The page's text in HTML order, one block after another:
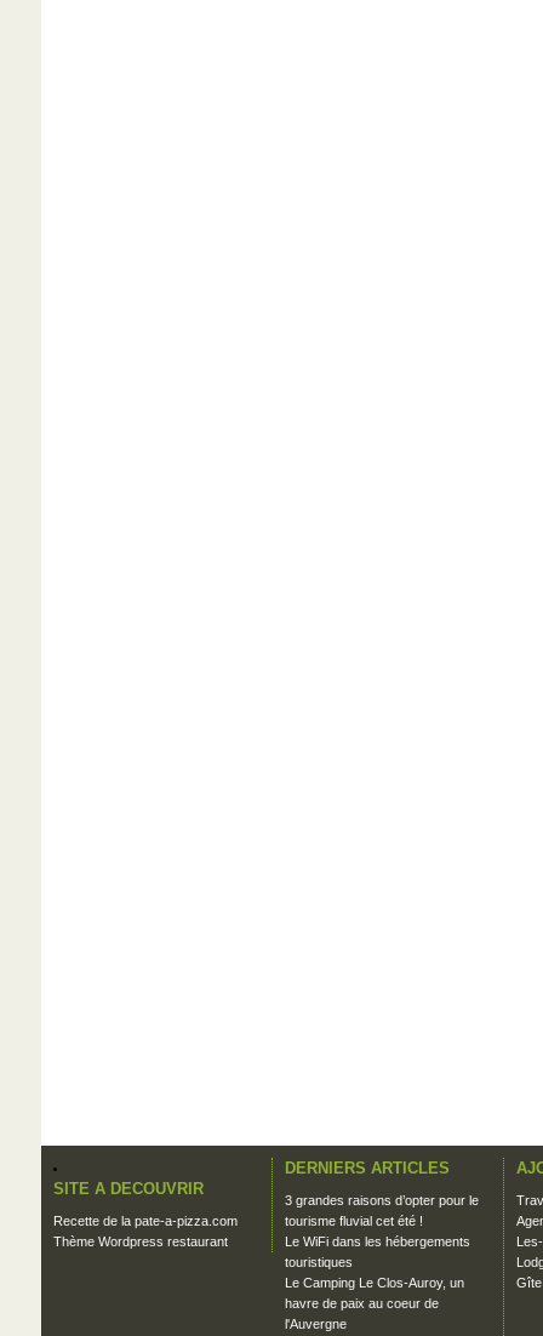
SITE A DECOUVRIR
Recette de la pate-a-pizza.com
Thème Wordpress restaurant
DERNIERS ARTICLES
3 grandes raisons d’opter pour le
tourisme fluvial cet été !
Le WiFi dans les hébergements
touristiques
Le Camping Le Clos-Auroy, un
havre de paix au coeur de
l'Auvergne